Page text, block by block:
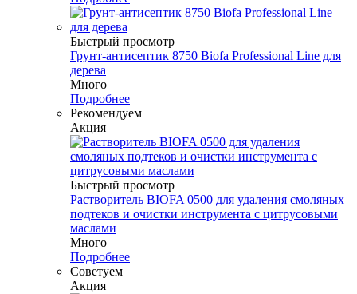
Быстрый просмотр
Грунт-антисептик 8750 Biofa Professional Line для
дерева
Много
Подробнее
Рекомендуем
Акция
Быстрый просмотр
Растворитель BIOFA 0500 для удаления смоляных
подтеков и очистки инструмента с цитрусовыми
маслами
Много
Подробнее
Советуем
Акция